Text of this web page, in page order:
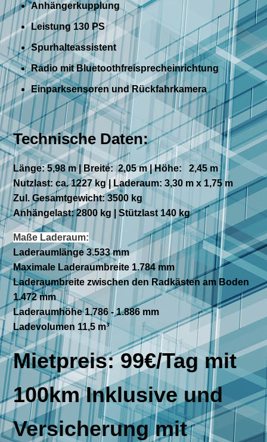
Anhängerkupplung
Leistung 130 PS
Spurhalteassistent
Radio mit Bluetoothfreisprecheinrichtung
Einparksensoren und Rückfahrkamera
Technische Daten:
Länge: 5,98 m | Breite: 2,05 m | Höhe: 2,45 m
Nutzlast: ca. 1227 kg | Laderaum: 3,30 m x 1,75 m
Zul. Gesamtgewicht: 3500 kg
Anhängelast: 2800 kg | Stützlast 140 kg
Maße Laderaum:
Laderaumlänge 3.533 mm
Maximale Laderaumbreite 1.784 mm
Laderaumbreite zwischen den Radkästen am Boden
1.472 mm
Laderaumhöhe 1.786 - 1.886 mm
Ladevolumen 11,5 m³
Mietpreis: 99€/Tag mit
100km Inklusive und
Versicherung mit